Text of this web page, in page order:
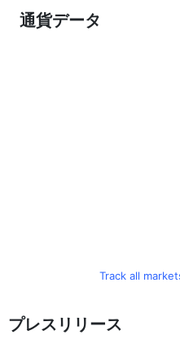
通貨データ
Track all
プレスリリース